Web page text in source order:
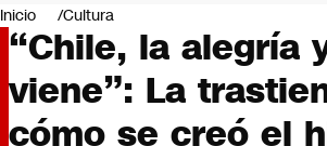
Negocios
Deportes
Programas completos
Cultura
Servicios
Bits
Inicio Cultura
“Chile, la alegría
viene”: La
cómo se creó el